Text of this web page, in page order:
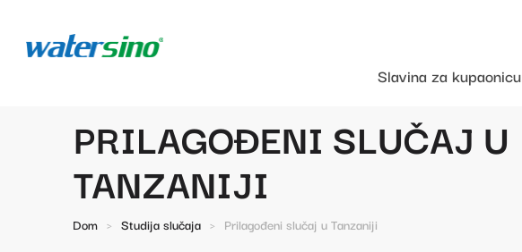
Slavina za kupaonicu
PRILAGOĐENI SLUČAJ U
TANZANIJI
Dom > Studija slučaja > Prilagođeni slučaj u Tanzaniji